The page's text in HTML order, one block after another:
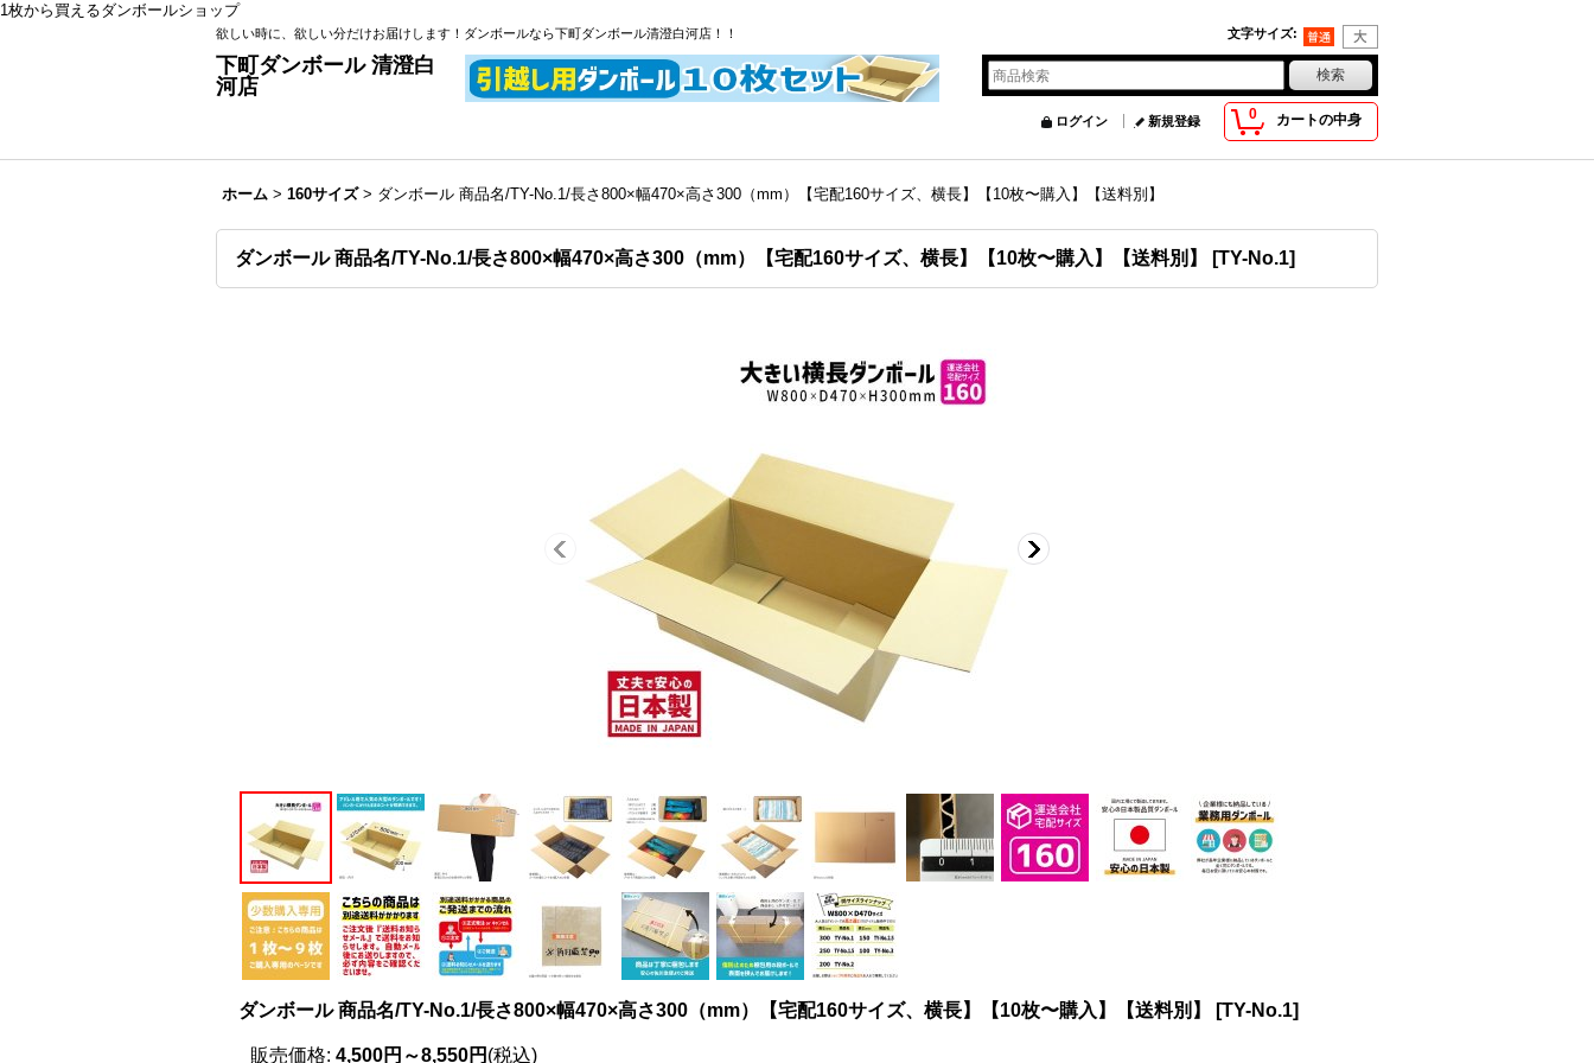
1枚から買えるダンボールショップ
欲しい時に、欲しい分だけお届けします！ダンボールなら下町ダンボール清澄白河店！！ 文字サイズ:
下町ダンボール 清澄白
河店
0 カートの中身
ログイン 新規登録
ホーム > 160サイズ > ダンボール 商品名/TY-No.1/長さ800×幅470×高さ300（mm）【宅配160サイズ、横長】【10枚〜購入】【送料別】
ダンボール 商品名/TY-No.1/長さ800×幅470×高さ300（mm）【宅配160サイズ、横長】【10枚〜購入】【送料別】 [TY-No.1]
ダンボール 商品名/TY-No.1/長さ800×幅470×高さ300（mm）【宅配160サイズ、横長】【10枚〜購入】【送料別】 [TY-No.1]
販売価格: 4,500円～8,550円 (税込)